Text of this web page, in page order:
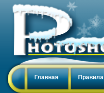
Главная Правила